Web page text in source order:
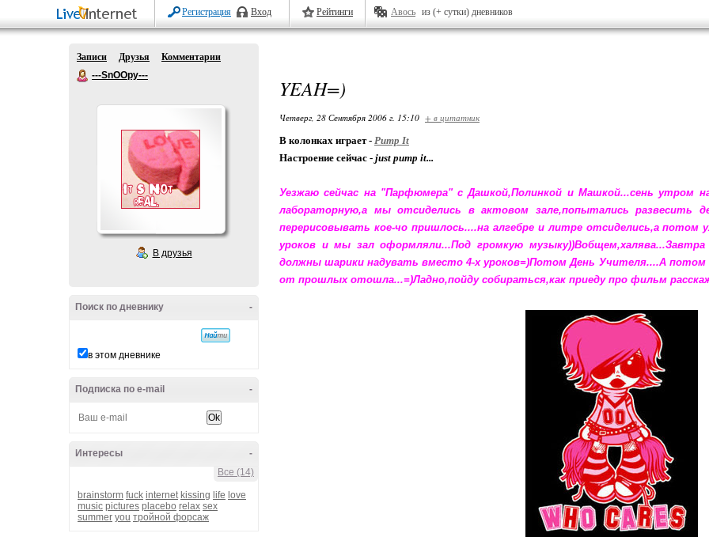
Регистрация Вход Рейтинги Авось из (+ сутки) дневников
Записи Друзья
Комментарии
---SnOOpy---
В друзья
-
Поиск по дневнику
в этом дневнике
-
Подписка по e-mail
-
Интересы
Все (14)
brainstorm fuck internet kissing life love
music pictures placebo relax sex
summer you тройной форсаж
YEAH=)
Четверг, 28 Сентября 2006 г. 15:10 + в цитатник
В колонках играет - Pump It
Настроение сейчас - just pump it...
Уезжаю сейчас на "Парфюмера" с Дашкой,Полинкой и Машкой...сень утром
лабораторную,а мы отсиделись в актовом зале,попытались развесить
перерисовывать кое-чо пришлось....на алгебре и литре отсиделись,а потом
уроков и мы зал оформляли...Под громкую
должны шарики надувать вместо 4-х уроков=)Потом День Учителя....А
от прошлых отошла...=)Ладно,пойду собираться,как приеду про фильм